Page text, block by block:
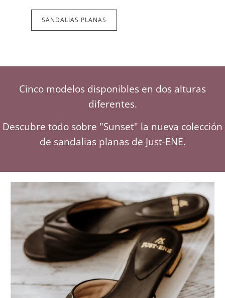
SANDALIAS PLANAS
Cinco modelos disponibles en dos alturas
diferentes.
Descubre todo sobre "Sunset" la nueva colección
de sandalias planas de Just-ENE.